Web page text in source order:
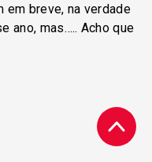
em breve, na verdade
ano, mas….. Acho que